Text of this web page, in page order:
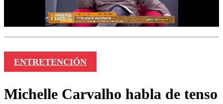
ENTRETENCIÓN
Michelle Carvalho habla de tenso